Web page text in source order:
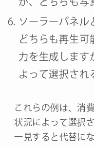
ソーラーパネル
どちらも再生可
力を生成します
よって選択され
これらの例は、消
状況によって選択
一見すると代替に